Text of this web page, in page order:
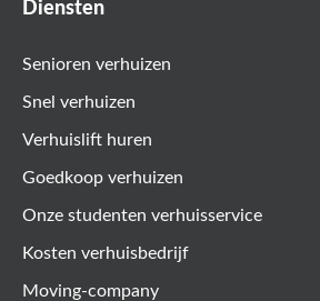
Diensten
Senioren verhuizen
Snel verhuizen
Verhuislift huren
Goedkoop verhuizen
Onze studenten verhuisservice
Kosten verhuisbedrijf
Moving-company